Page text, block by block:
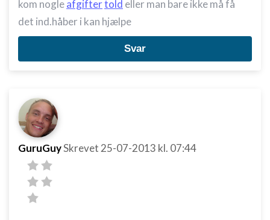
kom nogleafgiftertold eller man bare ikke må få
det ind.håber i kan hjælpe
Svar
GuruGuySkrevet 25-07-2013 kl. 07:44